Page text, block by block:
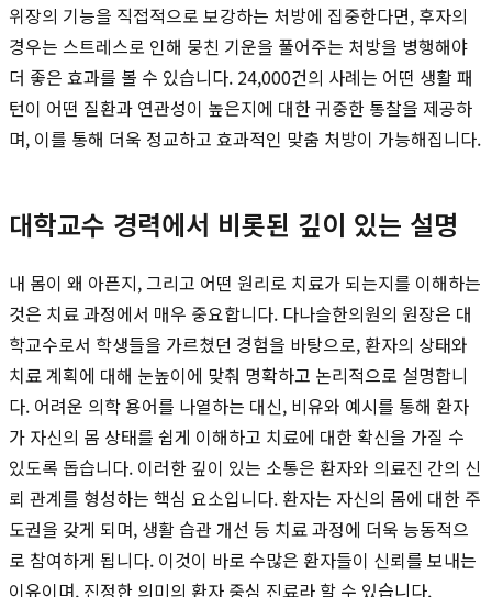
위장의 기능을 직접적으로 보강하는 처방에 집중한다면, 후자의
경우는 스트레스로 인해 뭉친 기운을 풀어주는 처방을 병행해야
더 좋은 효과를 볼 수 있습니다. 24,000건의 사례는 어떤 생활 패
턴이 어떤 질환과 연관성이 높은지에 대한 귀중한 통찰을 제공하
며, 이를 통해 더욱 정교하고 효과적인 맞춤 처방이 가능해집니다.
대학교수 경력에서 비롯된 깊이 있는 설명
내 몸이 왜 아픈지, 그리고 어떤 원리로 치료가 되는지를 이해하는
것은 치료 과정에서 매우 중요합니다. 다나슬한의원의 원장은 대
학교수로서 학생들을 가르쳤던 경험을 바탕으로, 환자의 상태와
치료 계획에 대해 눈높이에 맞춰 명확하고 논리적으로 설명합니
다. 어려운 의학 용어를 나열하는 대신, 비유와 예시를 통해 환자
가 자신의 몸 상태를 쉽게 이해하고 치료에 대한 확신을 가질 수
있도록 돕습니다. 이러한 깊이 있는 소통은 환자와 의료진 간의 신
뢰 관계를 형성하는 핵심 요소입니다. 환자는 자신의 몸에 대한 주
도권을 갖게 되며, 생활 습관 개선 등 치료 과정에 더욱 능동적으
로 참여하게 됩니다. 이것이 바로 수많은 환자들이 신뢰를 보내는
이유이며, 진정한 의미의 환자 중심 진료라 할 수 있습니다.